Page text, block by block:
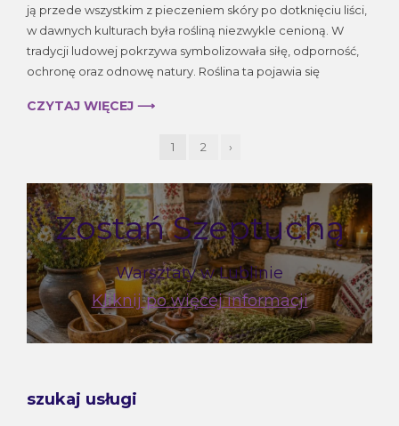
ją przede wszystkim z pieczeniem skóry po dotknięciu liści,
w dawnych kulturach była rośliną niezwykle cenioną. W
tradycji ludowej pokrzywa symbolizowała siłę, odporność,
ochronę oraz odnowę natury. Roślina ta pojawia się
CZYTAJ WIĘCEJ ⟶
1 2 ›
Zostań Szeptuchą
Warsztaty w Lublinie
Kliknij po więcej informacji
szukaj usługi